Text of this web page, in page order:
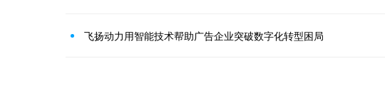
飞扬动力用智能技术帮助广告企业突破数字化转型困局